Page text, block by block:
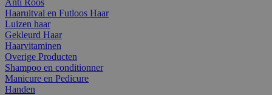
Haaruitval en Futloos Haar
Luizen haar
Gekleurd Haar
Haarvitaminen
Overige Producten
Shampoo en conditionner
Manicure en Pedicure
Handen